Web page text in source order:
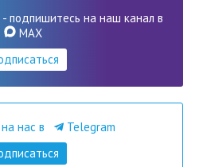
- подпишитесь на наш канал в
MAX
нас в
Telegram